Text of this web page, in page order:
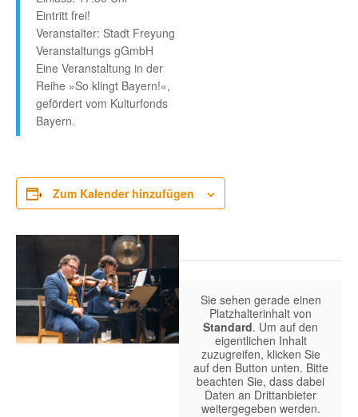
Eintritt frei!
Veranstalter: Stadt Freyung
Veranstaltungs gGmbH
Eine Veranstaltung in der
Reihe »So klingt Bayern!«,
gefördert vom Kulturfonds
Bayern.
Zum Kalender hinzufügen
Sie sehen gerade einen
Platzhalterinhalt von
Standard. Um auf den
eigentlichen Inhalt
zuzugreifen, klicken Sie
auf den Button unten. Bitte
beachten Sie, dass dabei
Daten an Drittanbieter
weitergegeben werden.